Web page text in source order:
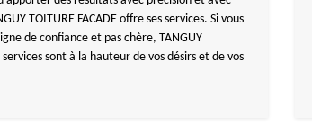
TOITURE FACADE offre ses services. Si vous
de confiance et pas chère, TANGUY
services sont à la hauteur de vos désirs et de vos